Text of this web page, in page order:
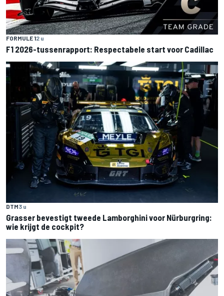
FORMULE 12 u
F1 2026-tussenrapport: Respectabele start voor Cadillac
DTM3 u
Grasser bevestigt tweede Lamborghini voor Nürburgring:
wie krijgt de cockpit?